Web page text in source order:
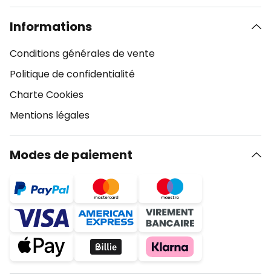
Informations
Conditions générales de vente
Politique de confidentialité
Charte Cookies
Mentions légales
Modes de paiement